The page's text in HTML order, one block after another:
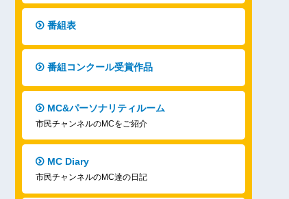
番組表
番組コンクール受賞作品
MC&パーソナリティルーム
市民チャンネルのMCをご紹介
MC Diary
市民チャンネルのMC達の日記